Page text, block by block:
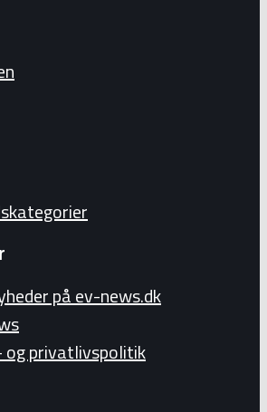
på ev-news.dk
og privatlivspolitik